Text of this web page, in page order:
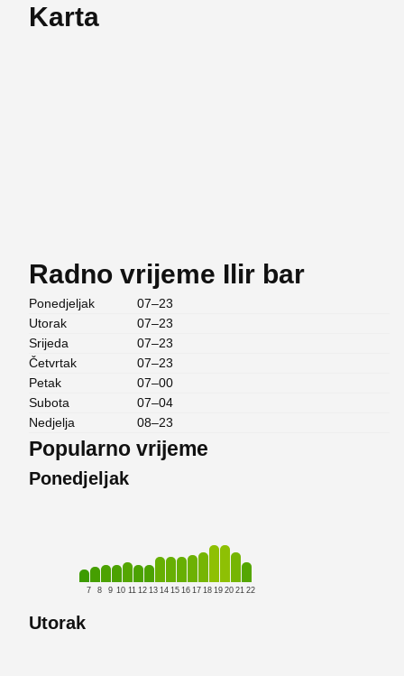
Karta
Radno vrijeme Ilir bar
Ponedjeljak
07–23
Utorak
07–23
Srijeda
07–23
Četvrtak
07–23
Petak
07–00
Subota
07–04
Nedjelja
08–23
Popularno vrijeme
Ponedjeljak
7 8 9 10 11 12 13 14 15 16 17 18 19 20 21 22
Utorak